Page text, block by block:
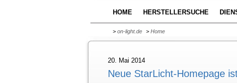
HOME HERSTELLERSUCHE
> on-light.de > Home
20. Mai 2014
Neue StarLicht-Homepage